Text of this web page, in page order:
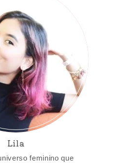
Lila
feminino que